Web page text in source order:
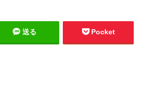
送る Pocket